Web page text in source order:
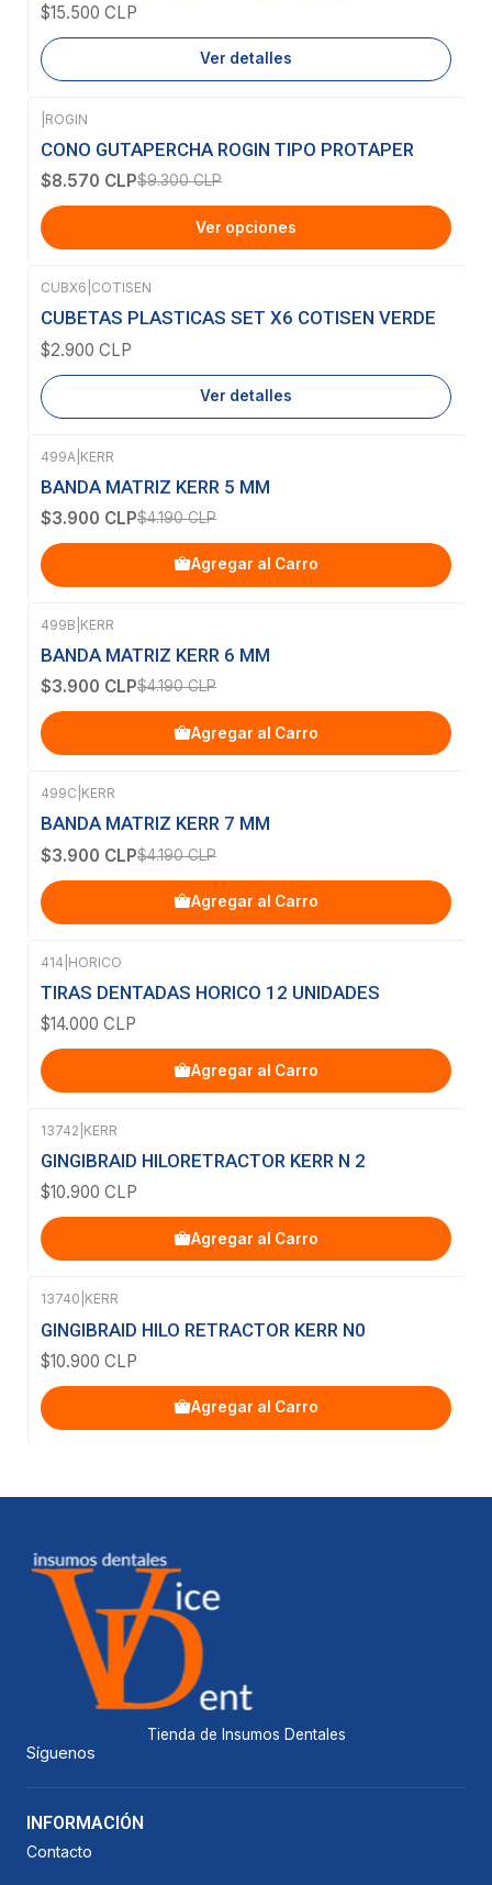
$15.500 CLP
Ver detalles
-8%OFF
ROGIN
CONO GUTAPERCHA ROGIN TIPO PROTAPER
$8.570 CLP$9.300 CLP
Ver opciones
Agotado
CUBX6 COTISEN
CUBETAS PLASTICAS SET X6 COTISEN VERDE
$2.900 CLP
Ver detalles
-7% OFF
499A KERR
BANDA MATRIZ KERR 5 MM
$3.900 CLP$4.190 CLP
Agregar al Carro
-7% OFF
499B KERR
BANDA MATRIZ KERR 6 MM
$3.900 CLP$4.190 CLP
Agregar al Carro
-7% OFF
499C KERR
BANDA MATRIZ KERR 7 MM
$3.900 CLP$4.190 CLP
Agregar al Carro
414 HORICO
TIRAS DENTADAS HORICO 12 UNIDADES
$14.000 CLP
Agregar al Carro
13742 KERR
GINGIBRAID HILORETRACTOR KERR N 2
$10.900 CLP
Agregar al Carro
13740 KERR
GINGIBRAID HILO RETRACTOR KERR N0
$10.900 CLP
Agregar al Carro
Tienda de Insumos Dentales
Síguenos
INFORMACIÓN
Contacto